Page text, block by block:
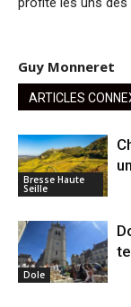
Guy Monneret
ARTICLES
Bresse Haute
Seille
Dole